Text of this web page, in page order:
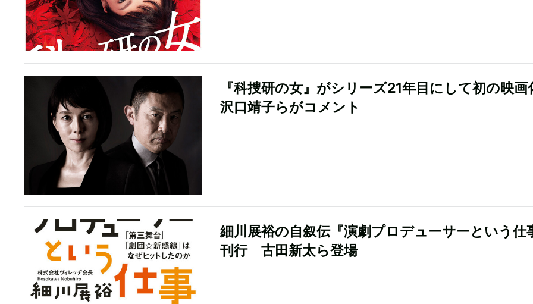
『科捜研の女』がシリーズ21年目にして初の映
沢口靖子らがコメント
細川展裕の自叙伝『演劇プロデューサーという仕
刊行 古田新太ら登場